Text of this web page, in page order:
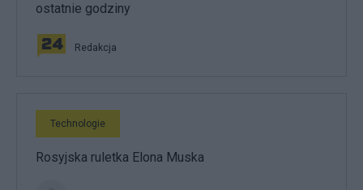
ostatnie godziny
Redakcja
Technologie
Rosyjska ruletka Elona Muska